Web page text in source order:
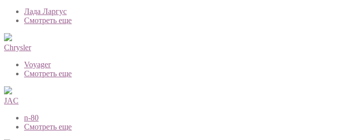
Лада Ларгус
Смотреть еще
Chrysler
Voyager
Смотреть еще
JAC
n-80
Смотреть еще